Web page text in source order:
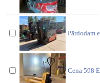
Pārdodam
Cena 598